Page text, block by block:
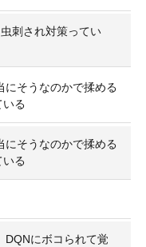
刺され対策ってい
にそうなのかで揉める
いる
にそうなのかで揉める
る
DQNにボコられて覚